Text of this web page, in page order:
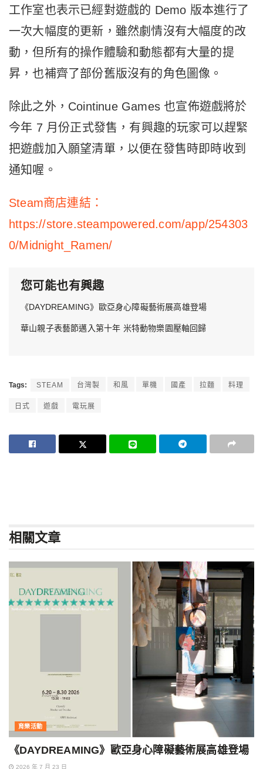
工作室也表示已經對遊戲的 Demo 版本進行了
一次大幅度的更新，雖然劇情沒有大幅度的改
動，但所有的操作體驗和動態都有大量的提
昇，也補齊了部份舊版沒有的角色圖像。
除此之外，Cointinue Games 也宣佈遊戲將於
今年 7 月份正式發售，有興趣的玩家可以趕緊
把遊戲加入願望清單，以便在發售時即時收到
通知喔。
Steam商店連結：
https://store.steampowered.com/app/254303
0/Midnight_Ramen/
您可能也有興趣
《DAYDREAMING》歐亞身心障礙藝術展高雄登場
華山親子表藝節邁入第十年 米特動物樂園壓軸回歸
Tags: STEAM 台灣製 和風 單機 國產 拉麵 料理
日式 遊戲 電玩展
相關文章
育樂活動
《DAYDREAMING》歐亞身心障礙藝術展高雄登場
2026 年 7 月 23 日